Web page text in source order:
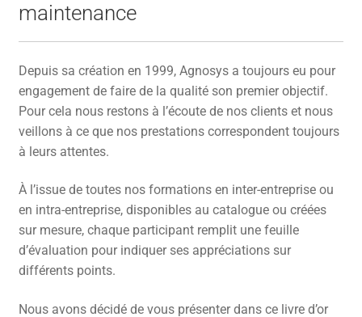
CONTACT
FACEBOOK
YOUTUBE
PANIER
maintenance
Depuis sa création en 1999, Agnosys a toujours eu pour
engagement de faire de la qualité son premier objectif.
Pour cela nous restons à l’écoute de nos clients et nous
veillons à ce que nos prestations correspondent toujours
à leurs attentes.
À l’issue de toutes nos formations en inter-entreprise ou
en intra-entreprise, disponibles au catalogue ou créées
sur mesure, chaque participant remplit une feuille
d’évaluation pour indiquer ses appréciations sur
différents points.
Nous avons décidé de vous présenter dans ce livre d’or